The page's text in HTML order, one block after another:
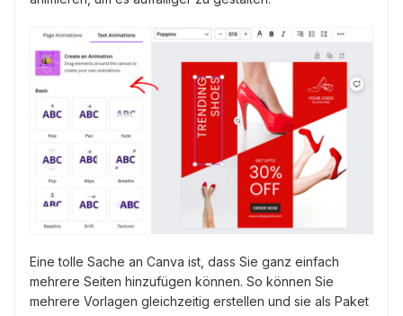
Eine tolle Sache an Canva ist, dass Sie ganz einfach
mehrere Seiten hinzufügen können. So können Sie
mehrere Vorlagen gleichzeitig erstellen und sie als Paket